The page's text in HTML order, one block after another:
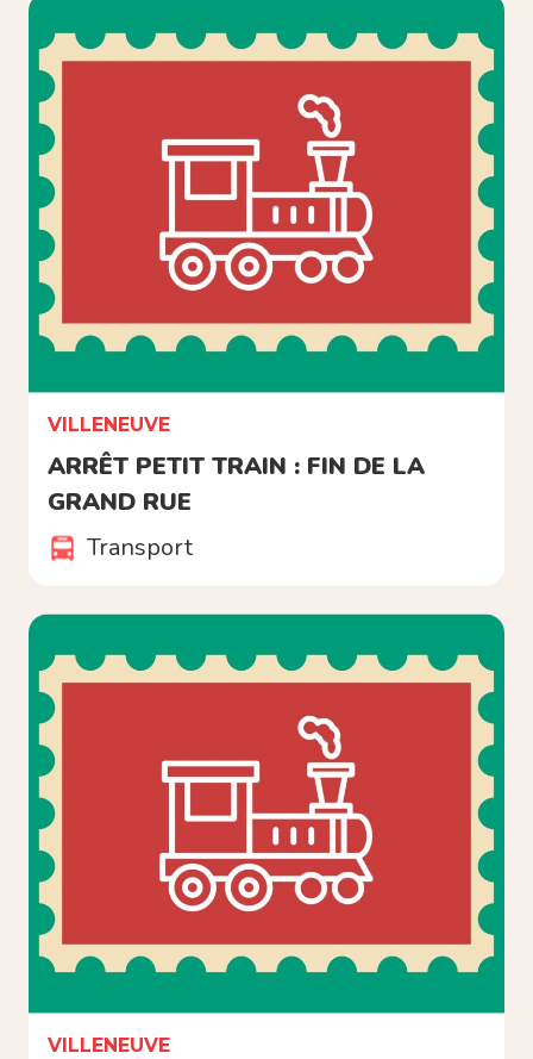
VILLENEUVE
ARRÊT PETIT TRAIN : FIN DE LA
GRAND RUE
Transport
VILLENEUVE